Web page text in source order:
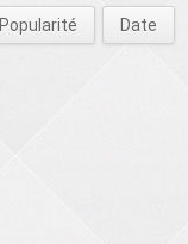
Popularité Date